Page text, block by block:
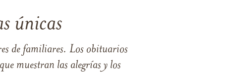
únicas
de familiares. Los obituarios
muestran las alegrías y los